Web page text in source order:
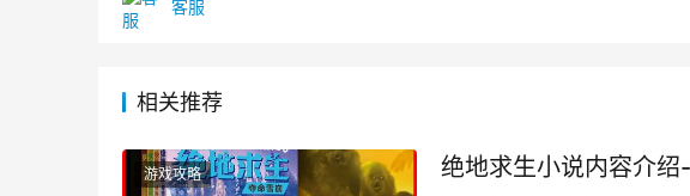
客服
相关推荐
游戏攻略 绝地求生小说内容介